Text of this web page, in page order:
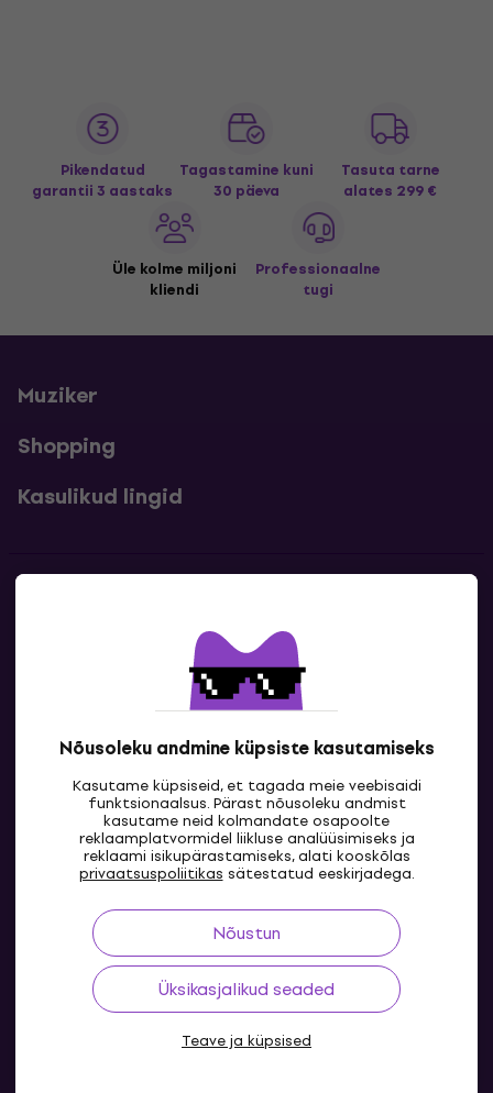
Nõusoleku andmine küpsiste kasutamiseks
Kasutame küpsiseid, et tagada meie veebisaidi
funktsionaalsus. Pärast nõusoleku andmist
kasutame neid kolmandate osapoolte
reklaamplatvormidel liikluse analüüsimiseks ja
reklaami isikupärastamiseks, alati kooskõlas
privaatsuspoliitikas sätestatud eeskirjadega.
Nõustun
Üksikasjalikud seaded
Teave ja küpsised
Pikendatud
garantii 3 aastaks
Tagastamine kuni
30 päeva
Tasuta tarne
alates 299 €
Üle kolme miljoni
kliendi
Professionaalne
tugi
Muziker
Shopping
Kasulikud lingid
Kontaktandmed
EE